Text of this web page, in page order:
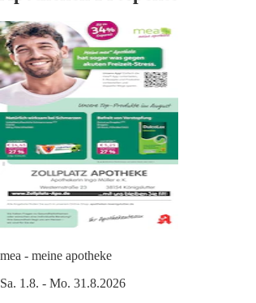
mea - meine apotheke
Sa. 1.8. - Mo. 31.8.2026